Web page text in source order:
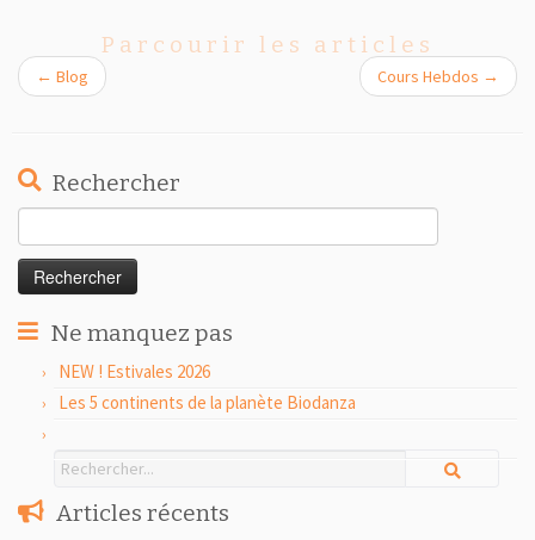
Parcourir les articles
← Blog Cours Hebdos →
Rechercher
Ne manquez pas
NEW ! Estivales 2026
Les 5 continents de la planète Biodanza
Articles récents